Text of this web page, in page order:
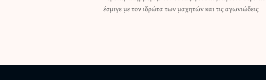
έσμιγε με τον ιδρώτα των μαχητών και τις αγωνιώδεις